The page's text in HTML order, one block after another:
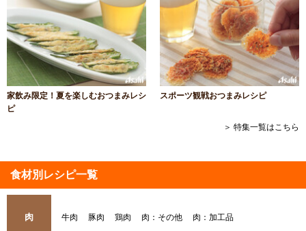
家飲み限定！夏を楽しむおつまみレシ
ピ
スポーツ観戦おつまみレシピ
＞ 特集一覧はこちら
食材別レシピ一覧
肉 牛肉 豚肉 鶏肉 肉：その他 肉：加工品